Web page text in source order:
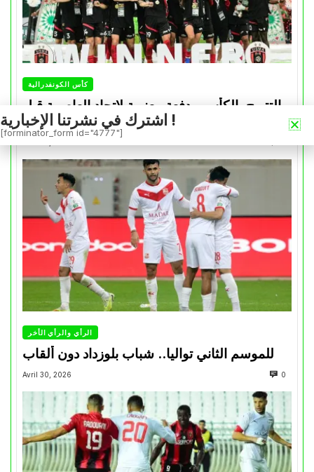
كأس الكونفدرالية
التتويج بالكأس.. دفعة معنوية لإتحاد العاصمة قبل
موقعة الزمالك في نهائي الكونفدرالية
الرأي والرأي الأخر
للموسم الثاني تواليا.. شباب بلوزداد دون ألقاب
Avril 30, 2026 0
اشترك في نشرتنا الإخبارية !
[forminator_form id="4777"]